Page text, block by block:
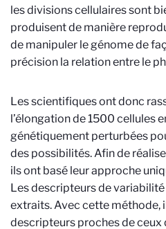
les divisions cellulaires sont
produisent de manière
de manipuler le génome de
précision la relation entre le
Les scientifiques ont donc
l’élongation de 1500 cellules
génétiquement perturbées
des possibilités. Afin de
ils ont basé leur approche
Les descripteurs de
extraits. Avec cette méthode,
descripteurs proches de ceux